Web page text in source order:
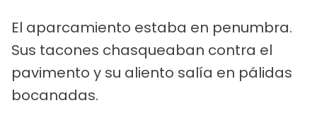
El aparcamiento estaba en penumbra.
Sus tacones chasqueaban contra el
pavimento y su aliento salía en pálidas
bocanadas.